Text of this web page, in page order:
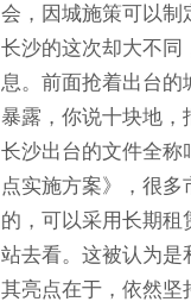
会，因城施策可以制
长沙的这次却大不同
息。前面抢着出台的
暴露，你说十块地，
长沙出台的文件全称
点实施方案》，很
的，可以采用长期租
站去看。这被认为是
其亮点在于，依然坚